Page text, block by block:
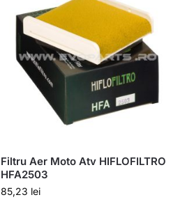
Filtru Aer Moto Atv HIFLOFILTRO
HFA2503
85,23 lei